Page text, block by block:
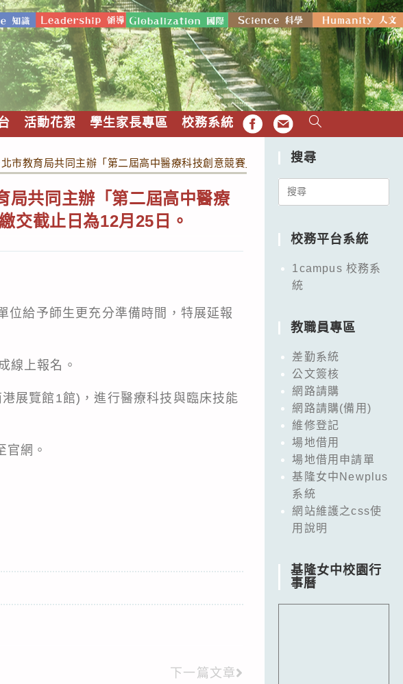
活動花絮 學生家長專區 校務系統 FB EMAIL
市教育局共同主辦「第二屆高中醫療科技創意競賽」報名延長至11月30日、競賽文
局共同主辦「第二屆高中醫療
交截止日為12月25日。
位給予師生更充分準備時間，特展延報
線上報名。
展覽館1館)，進行醫療科技與臨床技能
網。
下一篇文章
搜尋
Search
校務平台系統
1campus 校務系
統
教職員專區
差勤系統
公文簽核
網路請購
網路請購(備用)
維修登記
場地借用
場地借用申請單
基隆女中Newplus
系統
網站維護之css使
用說明
基隆女中校園行
事曆